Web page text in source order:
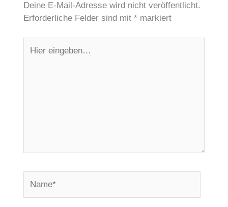
Deine E-Mail-Adresse wird nicht veröffentlicht.
Erforderliche Felder sind mit * markiert
eingeben…